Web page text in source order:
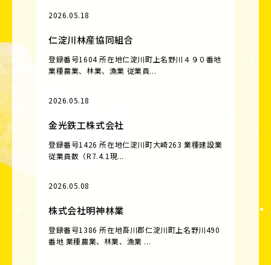
2026.05.18
仁淀川林産協同組合
登録番号1604 所在地仁淀川町上名野川４９０番地
業種農業、林業、漁業 従業員...
2026.05.18
金光鉄工株式会社
登録番号1426 所在地仁淀川町大崎263 業種建設業
従業員数（R7.4.1現...
2026.05.08
株式会社明神林業
登録番号1386 所在地吾川郡仁淀川町上名野川490
番地 業種農業、林業、漁業 ...